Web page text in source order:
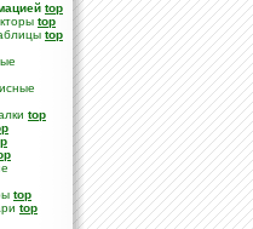
top
top
top
top
top
top